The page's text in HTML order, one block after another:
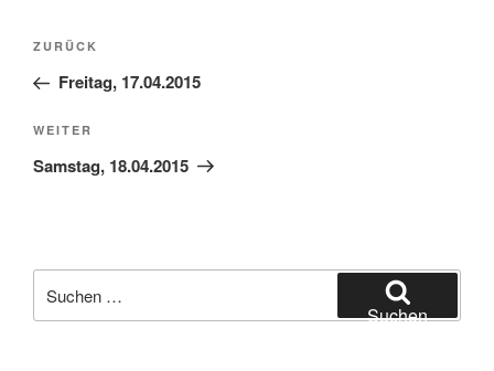
Beitragsnavigation
Vorheriger
Beitrag
ZURÜCK
Freitag, 17.04.2015
Nächster
Beitrag
WEITER
Samstag, 18.04.2015
nach:
Suchen